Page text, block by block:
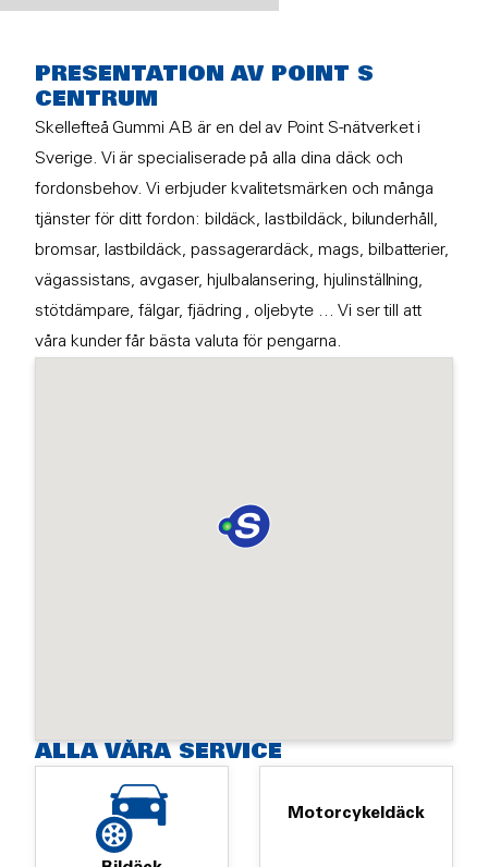
PRESENTATION AV POINT S
CENTRUM
Skellefteå Gummi AB är en del av Point S-nätverket i
Sverige. Vi är specialiserade på alla dina däck och
fordonsbehov. Vi erbjuder kvalitetsmärken och många
tjänster för ditt fordon: bildäck, lastbildäck, bilunderhåll,
bromsar, lastbildäck, passagerardäck, mags, bilbatterier,
vägassistans, avgaser, hjulbalansering, hjulinställning,
stötdämpare, fälgar, fjädring , oljebyte ... Vi ser till att
våra kunder får bästa valuta för pengarna.
ALLA VÅRA SERVICE
Motorcykeldäck